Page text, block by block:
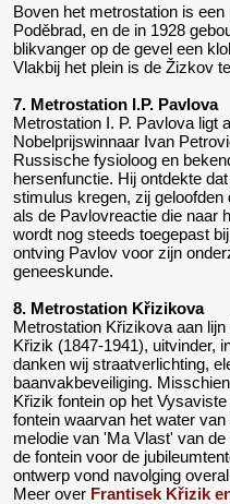
Boven het metrostation is
Poděbrad, en de in 1928
blikvanger op de gevel een
Vlakbij het plein is de Žizkov
7. Metrostation I.P. Pavlova
Metrostation I. P. Pavlova ligt
Nobelprijswinnaar Ivan
Russische fysioloog en
hersenfunctie. Hij ontdekte
stimulus kregen, zij
als de Pavlovreactie die naar
wordt nog steeds toegepast
ontving Pavlov voor zijn
geneeskunde.
8. Metrostation Křizikova
Metrostation Křizikova aan
Křizik (1847-1941), uitvinder,
danken wij straatverlichting,
baanvakbeveiliging.
Křizik fontein op het
fontein waarvan het water
melodie van 'Ma Vlast' van
de fontein voor de
ontwerp vond navolging
Meer over Frantisek Křizik